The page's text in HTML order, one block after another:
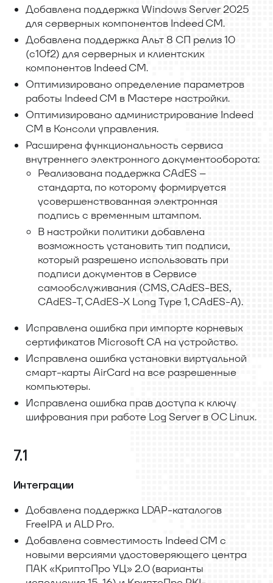
Добавлена поддержка Windows Server 2025
для серверных компонентов Indeed CM.
Добавлена поддержка Альт 8 СП релиз 10
(c10f2) для серверных и клиентских
компонентов Indeed CM.
Оптимизировано определение параметров
работы Indeed CM в Мастере настройки.
Оптимизировано администрирование Indeed
CM в Консоли управления.
Расширена функциональность сервиса
внутреннего электронного документооборота:
Реализована поддержка CAdES –
стандарта, по которому формируется
усовершенствованная электронная
подпись с временным штампом.
В настройки политики добавлена
возможность установить тип подписи,
который разрешено использовать при
подписи документов в Сервисе
самообслуживания (CMS, CAdES-BES,
CAdES-T, CAdES-X Long Type 1, CAdES-A).
Исправлена ошибка при импорте корневых
сертификатов Microsoft CA на устройство.
Исправлена ошибка установки виртуальной
смарт-карты AirCard на все разрешенные
компьютеры.
Исправлена ошибка прав доступа к ключу
шифрования при работе Log Server в ОС Linux.
7.1
Интеграции
Добавлена поддержка LDAP-каталогов
FreeIPA и ALD Pro.
Добавлена совместимость Indeed CM с
новыми версиями удостоверяющего центра
ПАК «КриптоПро УЦ» 2.0 (варианты